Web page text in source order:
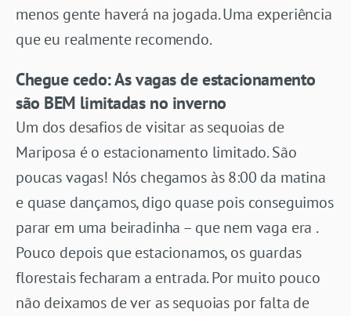
menos gente haverá na jogada. Uma experiência
que eu realmente recomendo.
Chegue cedo: As vagas de estacionamento
são BEM limitadas no inverno
Um dos desafios de visitar as sequoias de
Mariposa é o estacionamento limitado. São
poucas vagas! Nós chegamos às 8:00 da matina
e quase dançamos, digo quase pois conseguimos
parar em uma beiradinha – que nem vaga era .
Pouco depois que estacionamos, os guardas
florestais fecharam a entrada. Por muito pouco
não deixamos de ver as sequoias por falta de